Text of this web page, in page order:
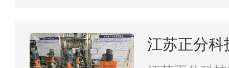
江苏正分科